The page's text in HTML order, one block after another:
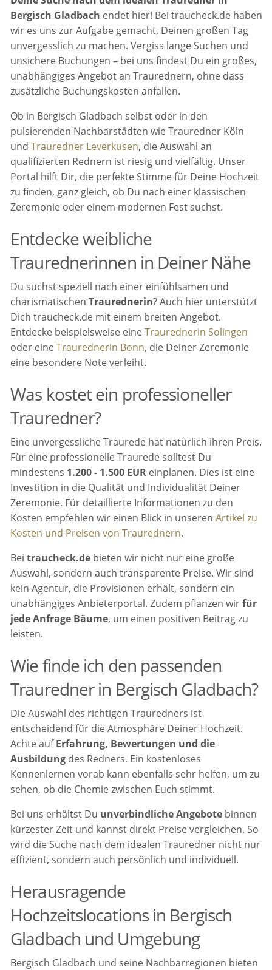
Bergisch Gladbach endet hier! Bei traucheck.de haben
wir es uns zur Aufgabe gemacht, Deinen großen Tag
unvergesslich zu machen. Vergiss lange Suchen und
unsichere Buchungen – bei uns findest Du ein großes,
unabhängiges Angebot an Traurednern, ohne dass
zusätzliche Buchungskosten anfallen.
Ob in Bergisch Gladbach selbst oder in den
pulsierenden Nachbarstädten wie Trauredner Köln
undTrauredner Leverkusen, die Auswahl an
qualifizierten Rednern ist riesig und vielfältig. Unser
Portal hilft Dir, die perfekte Stimme für Deine Hochzeit
zu finden, ganz gleich, ob Du nach einer klassischen
Zeremonie oder einem modernen Fest suchst.
Entdecke weibliche
Traurednerinnen in Deiner Nähe
Du suchst speziell nach einer einfühlsamen und
charismatischenTraurednerin? Auch hier unterstützt
Dich traucheck.de mit einem breiten Angebot.
Entdecke beispielsweise eineTraurednerin Solingen
oder eineTraurednerin Bonn, die Deiner Zeremonie
eine besondere Note verleiht.
Was kostet ein professioneller
Trauredner?
Eine unvergessliche Traurede hat natürlich ihren Preis.
Für eine professionelle Traurede solltest Du
mindestens 1.200 - 1.500 EUR einplanen. Dies ist eine
Investition in die Qualität und Individualität Deiner
Zeremonie. Für detaillierte Informationen zu den
Kosten empfehlen wir einen Blick in unserenArtikel zu
Kosten und Preisen von Traurednern.
Beitraucheck.de bieten wir nicht nur eine große
Auswahl, sondern auch transparente Preise. Wir sind
kein Agentur, die Provisionen erhält, sondern ein
unabhängiges Anbieterportal. Zudem pflanzen wirfür
jede Anfrage Bäume, um einen positiven Beitrag zu
leisten.
Wie finde ich den passenden
Trauredner in Bergisch Gladbach?
Die Auswahl des richtigen Trauredners ist
entscheidend für die Atmosphäre Deiner Hochzeit.
Achte aufErfahrung, Bewertungen und die
Ausbildung des Redners. Ein kostenloses
Kennenlernen vorab kann ebenfalls sehr helfen, um zu
sehen, ob die Chemie zwischen Euch stimmt.
Bei uns erhältst Du unverbindliche Angebote binnen
kürzester Zeit und kannst direkt Preise vergleichen. So
wird die Suche nach dem idealen Trauredner nicht nur
effizient, sondern auch persönlich und individuell.
Herausragende
Hochzeitslocations in Bergisch
Gladbach und Umgebung
Bergisch Gladbach und seine Nachbarregionen bieten